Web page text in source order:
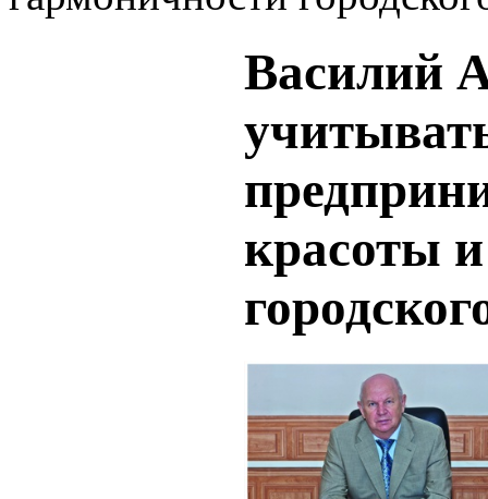
Василий
красоты